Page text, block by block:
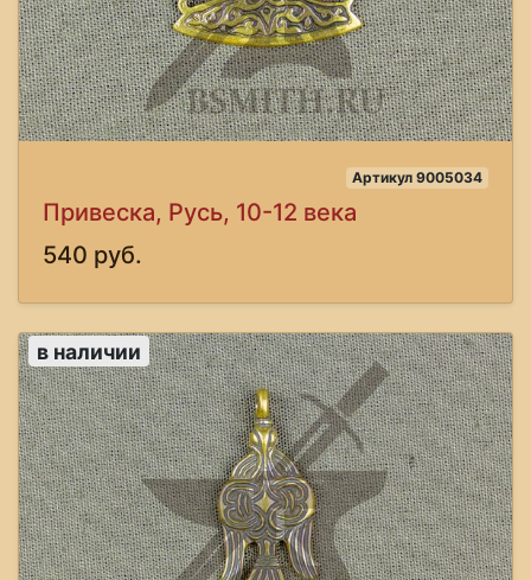
Артикул 9005034
Привеска, Русь, 10-12 века
540 руб.
в наличии